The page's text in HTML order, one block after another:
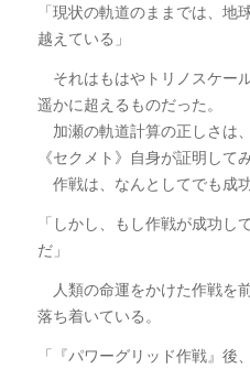
「現状の軌道のままでは、
越えている」
それはもはやトリノスケー
遥かに超えるものだった。
加瀬の軌道計算の正しさは
《セクメト》自身が証明して
作戦は、なんとしてでも成
「しかし、もし作戦が成功
だ」
人類の命運をかけた作戦を
落ち着いている。
「『パワーグリッド作戦』後